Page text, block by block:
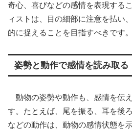
奇心、喜びなどの感情を表現する
ィストは、目の細部に注意を払い
的に捉えることを目指すべきです。
姿勢と動作で感情を読み取る
動物の姿勢や動作も、感情を伝
す。たとえば、尾を振る、耳を後
などの動作は、動物の感情状態を